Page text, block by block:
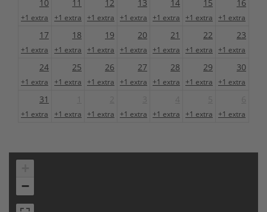
10
+1 extra
11
+1 extra
12
+1 extra
13
+1 extra
14
+1 extra
15
+1 extra
16
+1 extra
17
+1 extra
18
+1 extra
19
+1 extra
20
+1 extra
21
+1 extra
22
+1 extra
23
+1 extra
24
+1 extra
25
+1 extra
26
+1 extra
27
+1 extra
28
+1 extra
29
+1 extra
30
+1 extra
31
+1 extra +1 extra +1 extra +1 extra +1 extra +1 extra +1 extra
−